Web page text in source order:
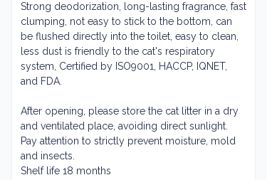
Strong deodorization, long-lasting fragrance, fast
clumping, not easy to stick to the bottom, can
be flushed directly into the toilet, easy to clean,
less dust is friendly to the cat's respiratory
system , Certified by ISO9001, HACCP, IQNET,
and FDA.
After opening, please store the cat litter in a dry
and ventilated place, avoiding direct sunlight.
Pay attention to strictly prevent moisture, mold
and insects.
Shelf life 18 months